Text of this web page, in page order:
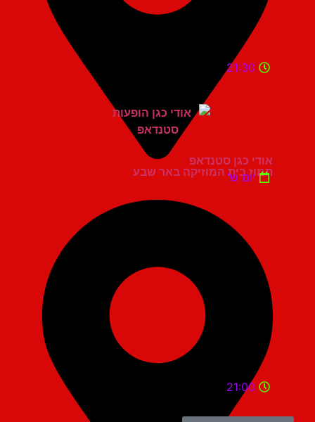
תמוז בית המוזיקה באר שבע
21:30
אודי כגן סטנדאפ
יום ש'
21:00